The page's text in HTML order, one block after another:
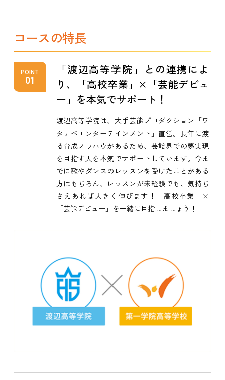
コースの特長
POINT
01
「渡辺高等学院」との連携によ
り、「高校卒業」×「芸能デビュ
ー」を本気でサポート！
渡辺高等学院は、大手芸能プロダクション「ワ
タナベエンターテインメント」直営。長年に渡
る育成ノウハウがあるため、芸能界での夢実現
を目指す人を本気でサポートしています。今ま
でに歌やダンスのレッスンを受けたことがある
方はもちろん、レッスンが未経験でも、気持ち
さえあれば大きく伸びます！「高校卒業」×
「芸能デビュー」を一緒に目指しましょう！